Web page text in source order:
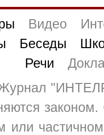
Видео
Беседы
Речи
или